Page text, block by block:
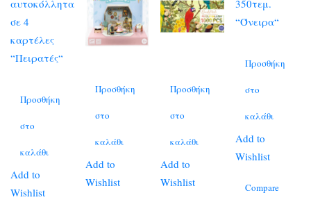
Προσθήκη
στο
καλάθι
Add to
Wishlist
Προσθήκη
στο
καλάθι
Add to
Wishlist
Προσθήκη
στο
καλάθι
Add to
Wishlist
Προσθήκη
στο
καλάθι
Add to
Wishlist
Compare